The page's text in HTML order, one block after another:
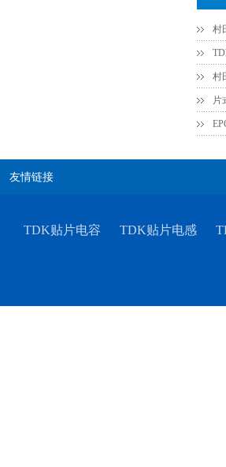
村
友情链接
TDK贴片电容 TDK贴片电感